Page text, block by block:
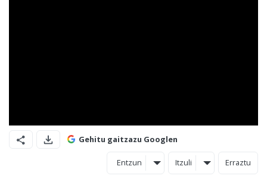
Gehitu gaitzazu Googlen
Entzun Itzuli Erraztu